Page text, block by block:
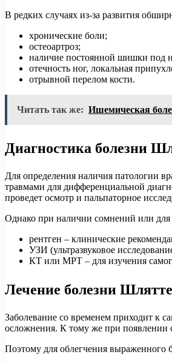
В редких случаях из-за развития
хронические боли;
остеоартроз;
наличие постоянной шишки под
отечность ног, локальная
отрывной перелом кости.
Читать так же: Ишемическая
Диагностика болезни
Для определения наличия патологии
травмами для дифференциальной
проведет осмотр и пальпаторное
Однако при наличии сомнений или для
рентген – клинические
УЗИ (ультразвуковое
КТ или МРТ – для изучения
Лечение болезни
Заболевание со временем приходит к
осложнения. К тому же при появлении
Поэтому для облегчения выраженного